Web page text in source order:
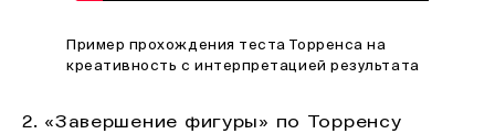
Пример прохождения теста Торренса на
креативность с интерпретацией результата
2. «Завершение фигуры» по Торренсу